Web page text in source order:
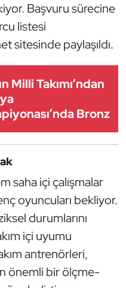
Başvuru sürecine
listesi
sitesinde paylaşıldı.
Milli Takımı’ndan
Bronz
saha içi çalışmalar
oyuncuları bekliyor.
durumlarını
içi uyumu
antrenörleri,
önemli bir ölçme-